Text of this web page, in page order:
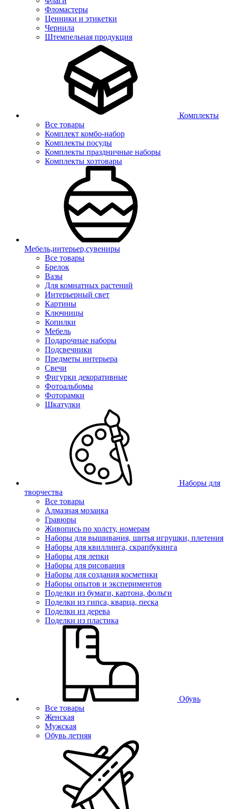
Фломастеры
Ценники и этикетки
Чернила
Штемпельная продукция
Комплекты
Все товары
Комплект комбо-набор
Комплекты посуды
Комплекты праздничные наборы
Комплекты хозтовары
Мебель,интерьер,сувениры
Все товары
Брелок
Вазы
Для комнатных растений
Интерьерный свет
Картины
Ключницы
Копилки
Мебель
Подарочные наборы
Подсвечники
Предметы интерьера
Свечи
Фигурки декоративные
Фотоальбомы
Фоторамки
Шкатулки
Наборы для
творчества
Все товары
Алмазная мозаика
Гравюры
Живопись по холсту, номерам
Наборы для вышивания, шитья игрушки, плетения
Наборы для квиллинга, скрапбукинга
Наборы для лепки
Наборы для рисования
Наборы для создания косметики
Наборы опытов и экспериментов
Поделки из бумаги, картона, фольги
Поделки из гипса, кварца, песка
Поделки из дерева
Поделки из пластика
Обувь
Все товары
Женская
Мужская
Обувь летняя